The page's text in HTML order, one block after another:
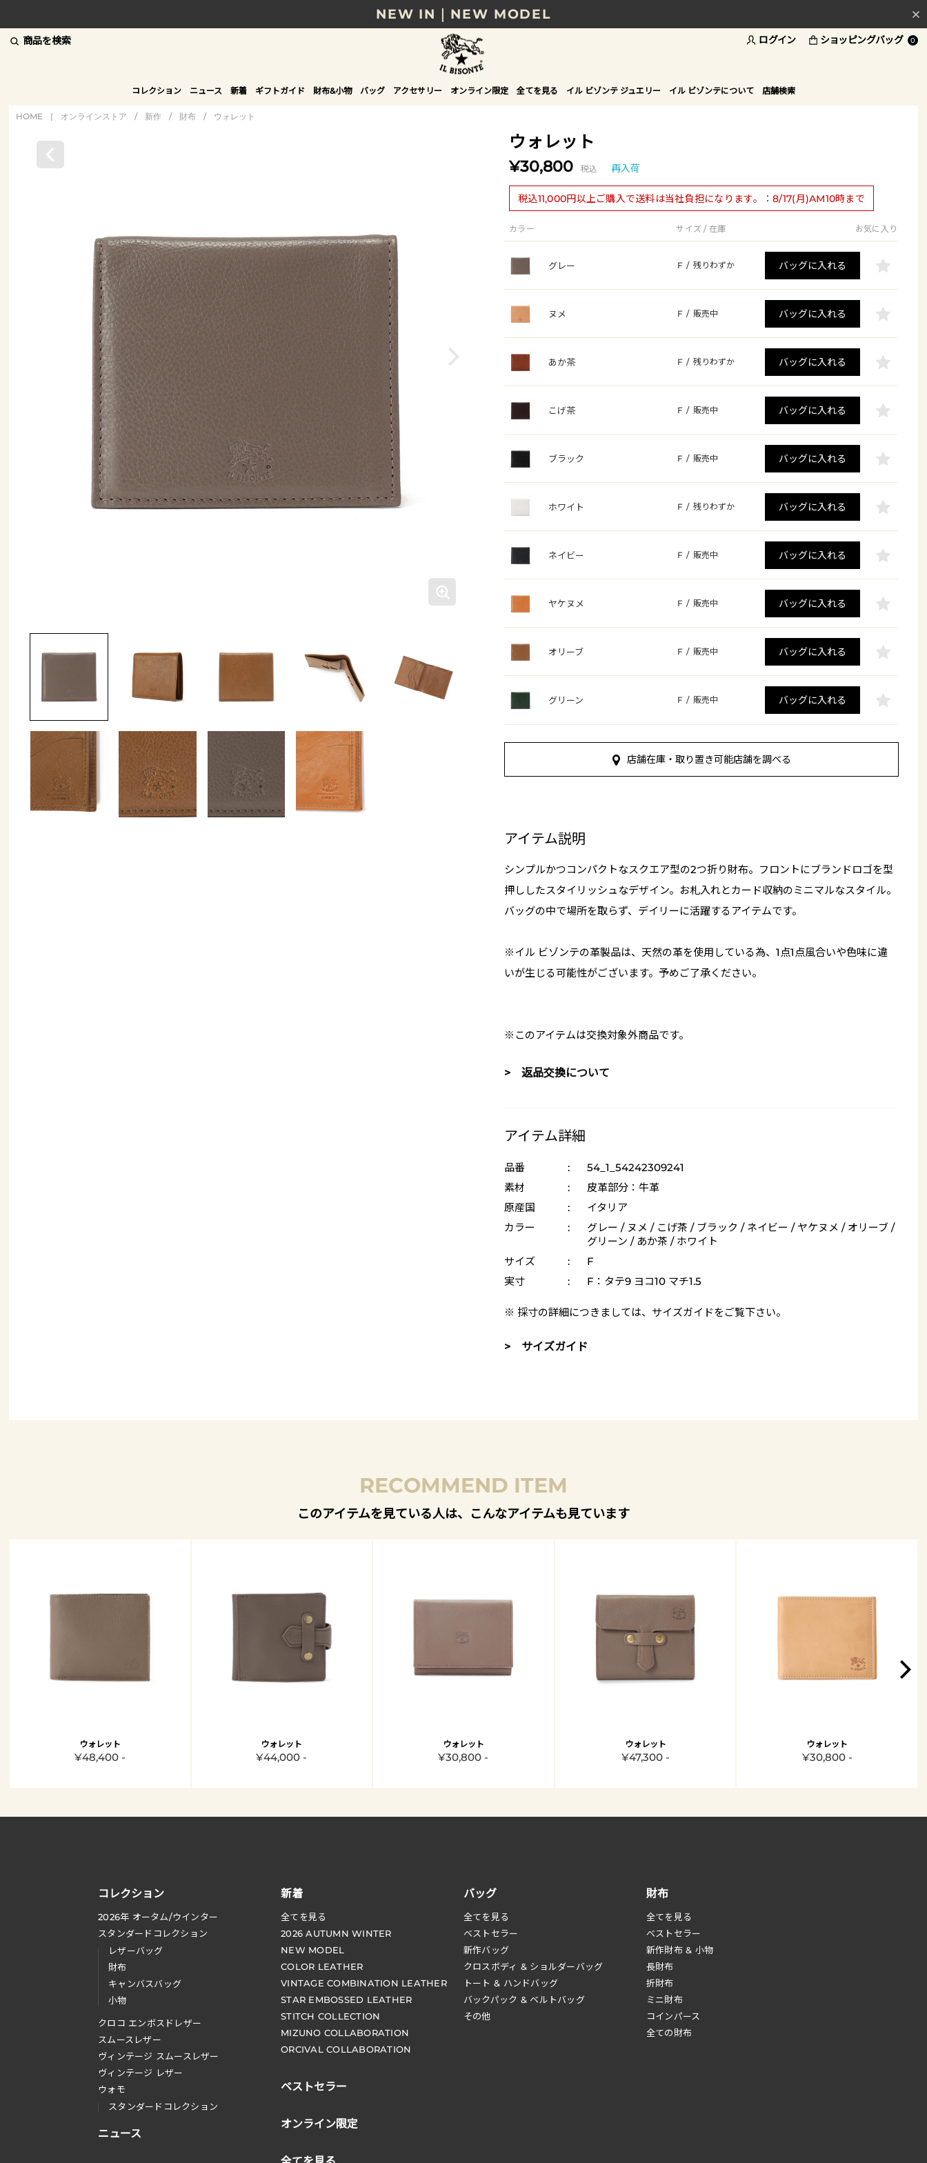
NEW IN｜NEW MODEL
8/17(月)10時まで｜税込11,000円以上で送料無料
贈る相手やシーンから選べる、新しいギフトガイド
NEW IN｜COLOR LEATHER
商品を検索 ログイン ショッピングバッグ 0
コレクション ニュース 新着 ギフトガイド 財布&小物 バッグ アクセサリー オンライン限定 全てを見る イル ビゾンテ ジュエリー イル ビゾンテについて 店舗検索
HOME | オンラインストア / 新作 / 財布 / ウォレット
ウォレット
¥30,800 税込 再入荷
税込11,000円以上ご購入で送料は当社負担になります。：8/17(月)AM10時まで
カラー サイズ / 在庫 お気に入り
グレー F / 残りわずか バッグに入れる
ヌメ F / 販売中 バッグに入れる
あか茶 F / 残りわずか バッグに入れる
こげ茶 F / 販売中 バッグに入れる
ブラック F / 販売中 バッグに入れる
ホワイト F / 残りわずか バッグに入れる
ネイビー F / 販売中 バッグに入れる
ヤケヌメ F / 販売中 バッグに入れる
オリーブ F / 販売中 バッグに入れる
グリーン F / 販売中 バッグに入れる
店舗在庫・取り置き可能店舗を調べる
アイテム説明
シンプルかつコンパクトなスクエア型の2つ折り財布。フロントにブランドロゴを型
押ししたスタイリッシュなデザイン。お札入れとカード収納のミニマルなスタイル。
バッグの中で場所を取らず、デイリーに活躍するアイテムです。
※イル ビゾンテの革製品は、天然の革を使用している為、1点1点風合いや色味に違
いが生じる可能性がございます。予めご了承ください。
※このアイテムは交換対象外商品です。
> 返品交換について
アイテム詳細
品番 :
54_1_54242309241
素材
:
皮革部分：牛革
原産国
:
イタリア
カラー
:
グレー / ヌメ / こげ茶 / ブラック / ネイビー / ヤケヌメ / オリーブ /
グリーン / あか茶 / ホワイト
サイズ
:
F
実寸
: F：タテ9 ヨコ10 マチ1.5
※ 採寸の詳細につきましては、 サイズガイドをご覧下さい。
> サイズガイド
RECOMMEND ITEM
このアイテムを見ている人は、こんなアイテムも見ています
ウォレット
¥48,400 -
ウォレット
¥44,000 -
ウォレット
¥30,800 -
ウォレット
¥47,300 -
ウォレット
¥30,800 -
コレクション
2026年 オータム/ウインター
スタンダードコレクション
レザーバッグ
財布
キャンバスバッグ
小物
クロコ エンボスドレザー
スムースレザー
ヴィンテージ スムースレザー
ヴィンテージ レザー
ウォモ
スタンダードコレクション
ニュース
新着
全てを見る
2026 AUTUMN WINTER
NEW MODEL
COLOR LEATHER
VINTAGE COMBINATION LEATHER
STAR EMBOSSED LEATHER
STITCH COLLECTION
MIZUNO COLLABORATION
ORCIVAL COLLABORATION
ベストセラー
オンライン限定
財布
全てを見る
べストセラー
新作財布 & 小物
長財布
折財布
ミニ財布
コインパース
全ての財布
バッグ
全てを見る
ベストセラー
新作バッグ
クロスボディ & ショルダーバッグ
トート & ハンドバッグ
バックパック & ベルトバッグ
その他